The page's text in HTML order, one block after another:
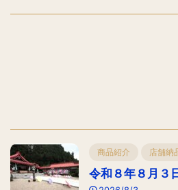
商品紹介 店舗納
令和８年８月３